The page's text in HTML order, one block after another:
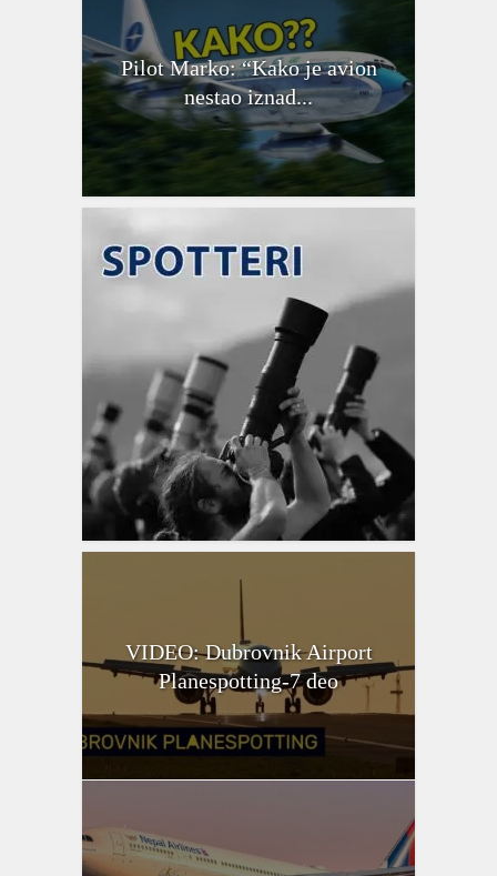
Pilot Marko: “Kako je avion
nestao iznad...
VIDEO: Dubrovnik Airport
Planespotting-7 deo